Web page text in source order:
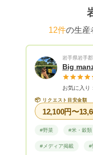
12件の生産
岩手県岩手郡
Big
お気に入り
📦 リクエスト目安金額
12,100円〜
#野菜 #米・穀類
#メディア掲載 #